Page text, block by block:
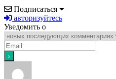
Подписаться
авторизуйтесь
Уведомить о